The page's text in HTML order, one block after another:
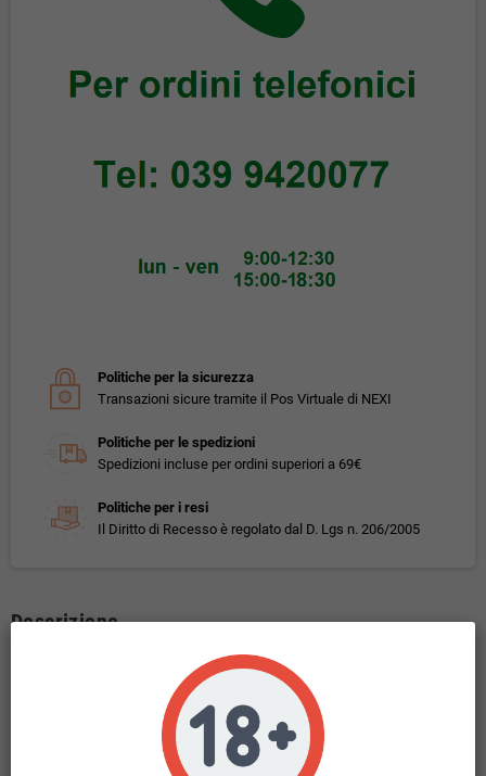
Politiche per la sicurezza
Transazioni sicure tramite il Pos Virtuale di NEXI
Politiche per le spedizioni
Spedizioni incluse per ordini superiori a 69€
Politiche per i resi
Il Diritto di Recesso è regolato dal D. Lgs n. 206/2005
Descrizione
Kiwi Vapor Kiwi Go Plus Blueberry Ice Pod di Ricambio
Cartucce precaricate gusto mirtillo ice per KIWI GO PLUS
Gusto: Mirtillo ghiacciato